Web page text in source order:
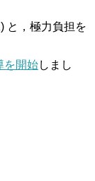
と，極力負担を
を開始しまし